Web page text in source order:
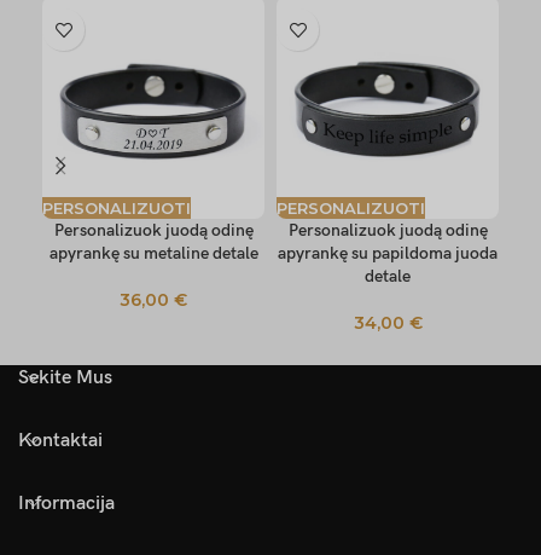
PERSONALIZUOTI
Personalizuok juodą odinę
apyrankę su metaline detale
36,00 €
PERSONALIZUOTI
Personalizuok juodą odinę
apyrankę su papildoma juoda
detale
34,00 €
Sekite Mus
Kontaktai
Informacija